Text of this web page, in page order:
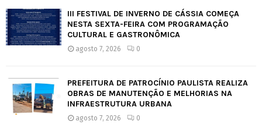
III FESTIVAL DE INVERNO DE CÁSSIA COMEÇA
NESTA SEXTA-FEIRA COM PROGRAMAÇÃO
CULTURAL E GASTRONÔMICA
agosto 7, 2026 0
PREFEITURA DE PATROCÍNIO PAULISTA REALIZA
OBRAS DE MANUTENÇÃO E MELHORIAS NA
INFRAESTRUTURA URBANA
agosto 7, 2026 0